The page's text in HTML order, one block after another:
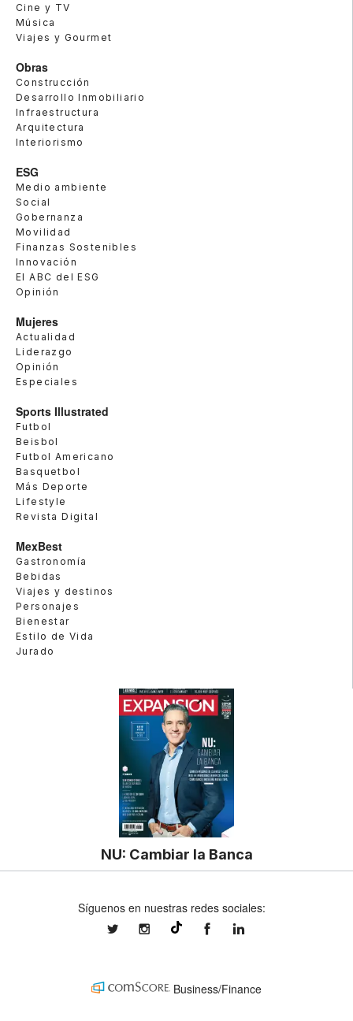
Cine y TV
Música
Viajes y Gourmet
Obras
Construcción
Desarrollo Inmobiliario
Infraestructura
Arquitectura
Interiorismo
ESG
Medio ambiente
Social
Gobernanza
Movilidad
Finanzas Sostenibles
Innovación
El ABC del ESG
Opinión
Mujeres
Actualidad
Liderazgo
Opinión
Especiales
Sports Illustrated
Futbol
Beisbol
Futbol Americano
Basquetbol
Más Deporte
Lifestyle
Revista Digital
MexBest
Gastronomía
Bebidas
Viajes y destinos
Personajes
Bienestar
Estilo de Vida
Jurado
NU: Cambiar la Banca
Síguenos en nuestras redes sociales:
expansionmxexpansionmx ExpansionMex
Business/Finance